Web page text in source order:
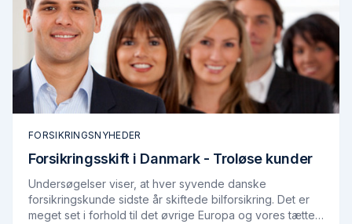
FORSIKRINGSNYHEDER
Forsikringsskift i Danmark - Troløse kunder
Undersøgelser viser, at hver syvende danske
forsikringskunde sidste år skiftede bilforsikring. Det er
meget set i forhold til det øvrige Europa og vores tætte